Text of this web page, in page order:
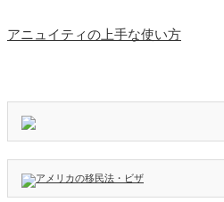
アニュイティの上手な使い方